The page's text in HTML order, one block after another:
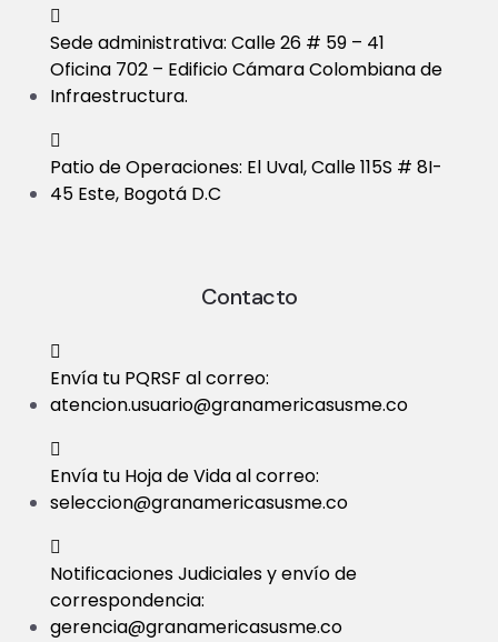
Sede administrativa: Calle 26 # 59 – 41
Oficina 702 – Edificio Cámara Colombiana de
Infraestructura.
Patio de Operaciones: El Uval, Calle 115S # 8I-
45 Este, Bogotá D.C
Contacto
Envía tu PQRSF al correo:
atencion.usuario@granamericasusme.co
Envía tu Hoja de Vida al correo:
seleccion@granamericasusme.co
Notificaciones Judiciales y envío de
correspondencia:
gerencia@granamericasusme.co